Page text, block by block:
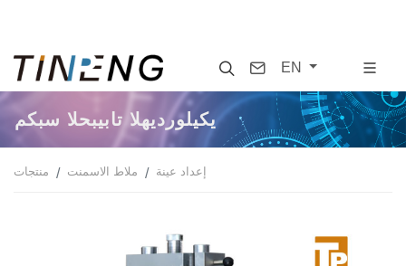
SearchContact
EN
مكبس الحبيبات الهيدروليكي
منتجات ملاط الاسمنت إعداد عينة